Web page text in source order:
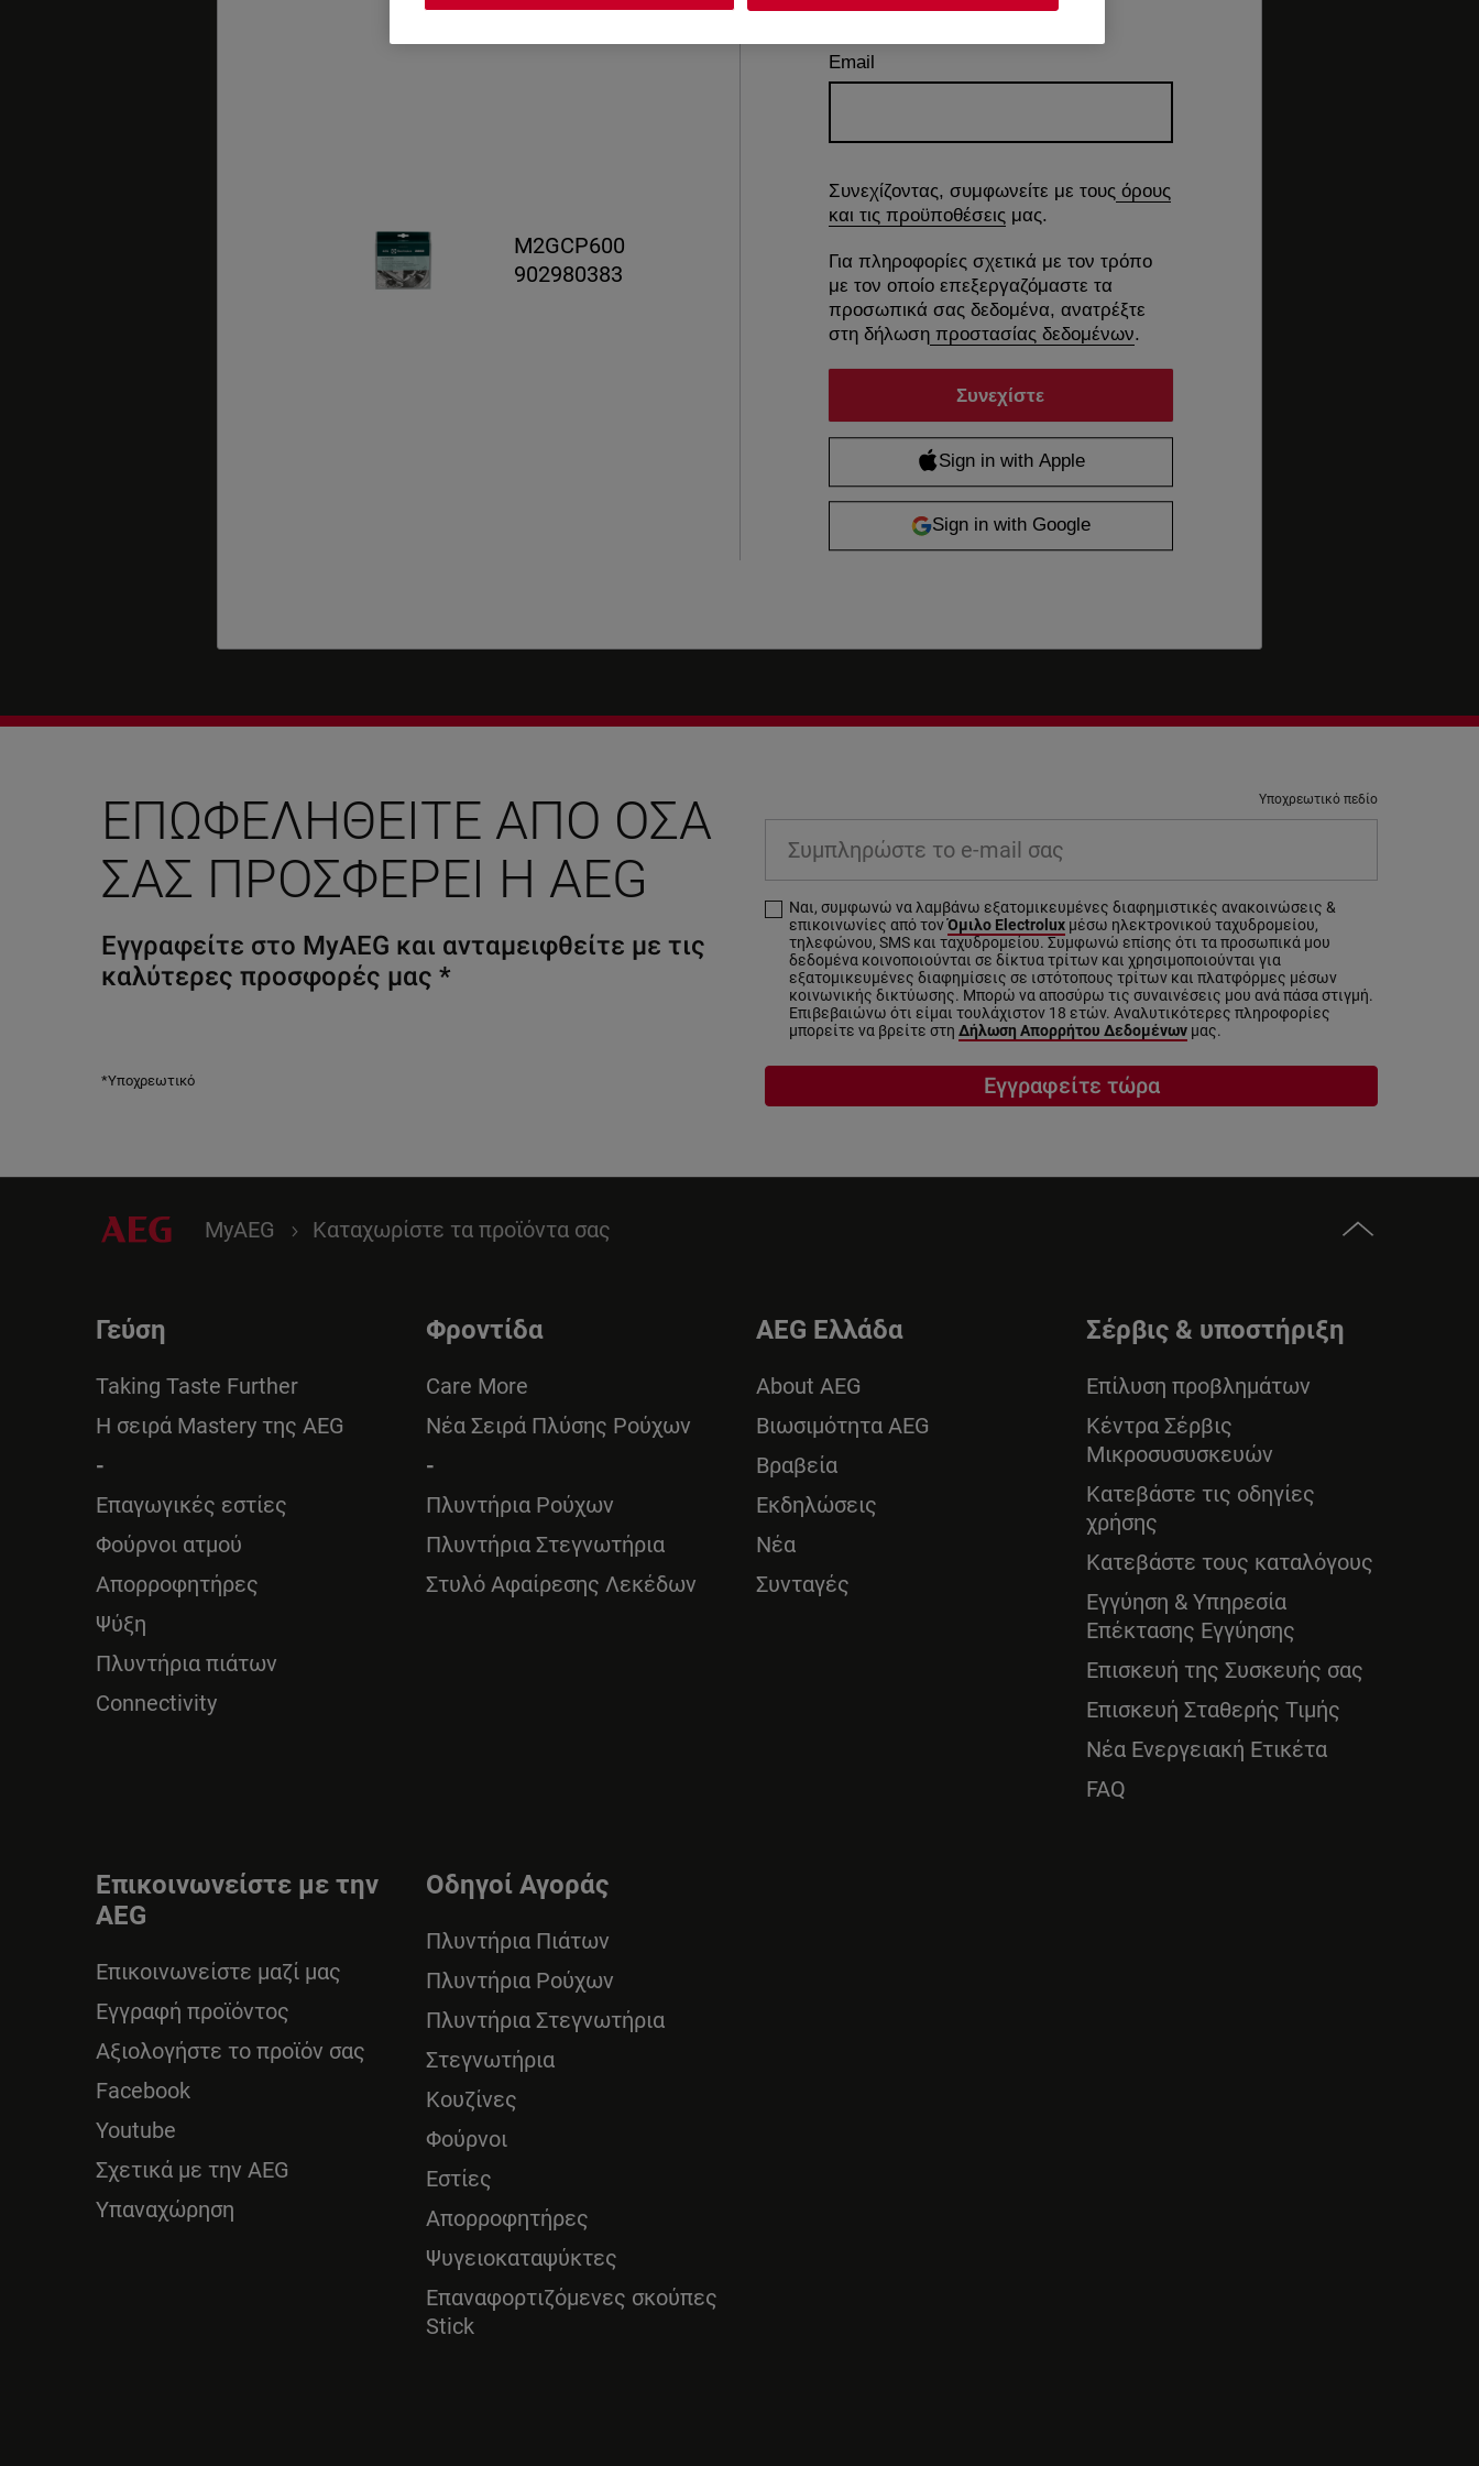
M2GCP600
902980383
Email
Συνεχίζοντας, συμφωνείτε με τους όρους
και τις προϋποθέσεις μας.
Για πληροφορίες σχετικά με τον τρόπο
με τον οποίο επεξεργαζόμαστε τα
προσωπικά σας δεδομένα, ανατρέξτε
στη δήλωσηπροστασίας δεδομένων.
ΕΠΩΦΕΛΗΘΕΊΤΕ ΑΠΌ ΌΣΑ
ΣΑΣ ΠΡΟΣΦΈΡΕΙ Η AEG
Εγγραφείτε στο MyAEG και ανταμειφθείτε με τις
καλύτερες προσφορές μας *
*Υποχρεωτικό
Υποχρεωτικό πεδίο
Ναι, συμφωνώ να λαμβάνω εξατομικευμένες διαφημιστικές ανακοινώσεις &
επικοινωνίες από τονΌμιλο Electrolux μέσω ηλεκτρονικού ταχυδρομείου,
τηλεφώνου, SMS και ταχυδρομείου. Συμφωνώ επίσης ότι τα προσωπικά μου
δεδομένα κοινοποιούνται σε δίκτυα τρίτων και χρησιμοποιούνται για
εξατομικευμένες διαφημίσεις σε ιστότοπους τρίτων και πλατφόρμες μέσων
κοινωνικής δικτύωσης. Μπορώ να αποσύρω τις συναινέσεις μου ανά πάσα στιγμή.
Επιβεβαιώνω ότι είμαι τουλάχιστον 18 ετών. Αναλυτικότερες πληροφορίες
μπορείτε να βρείτε στη Δήλωση Απορρήτου Δεδομένων μας.
Εγγραφείτε τώρα
MyAEG Καταχωρίστε τα προϊόντα σας
Γεύση
Taking Taste Further
Η σειρά Mastery της AEG
-
Επαγωγικές εστίες
Φούρνοι ατμού
Απορροφητήρες
Ψύξη
Πλυντήρια πιάτων
Connectivity
Φροντίδα
Care More
Νέα Σειρά Πλύσης Ρούχων
-
Πλυντήρια Ρούχων
Πλυντήρια Στεγνωτήρια
Στυλό Αφαίρεσης Λεκέδων
AEG Ελλάδα
About AEG
Βιωσιμότητα AEG
Βραβεία
Εκδηλώσεις
Νέα
Συνταγές
Σέρβις & υποστήριξη
Επίλυση προβλημάτων
Κέντρα Σέρβις
Μικροσυσυσκευών
Κατεβάστε τις οδηγίες
χρήσης
Κατεβάστε τους καταλόγους
Εγγύηση & Υπηρεσία
Επέκτασης Εγγύησης
Επισκευή της Συσκευής σας
Επισκευή Σταθερής Τιμής
Νέα Ενεργειακή Ετικέτα
FAQ
Επικοινωνείστε με την
AEG
Επικοινωνείστε μαζί μας
Εγγραφή προϊόντος
Αξιολογήστε το προϊόν σας
Facebook
Youtube
Σχετικά με την AEG
Υπαναχώρηση
Οδηγοί Αγοράς
Πλυντήρια Πιάτων
Πλυντήρια Ρούχων
Πλυντήρια Στεγνωτήρια
Στεγνωτήρια
Κουζίνες
Φούρνοι
Εστίες
Απορροφητήρες
Ψυγειοκαταψύκτες
Επαναφορτιζόμενες σκούπες
Stick